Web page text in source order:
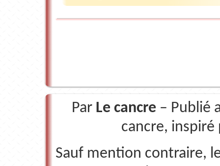
Par Le cancre– Publié
cancre,
Sauf mention contraire,